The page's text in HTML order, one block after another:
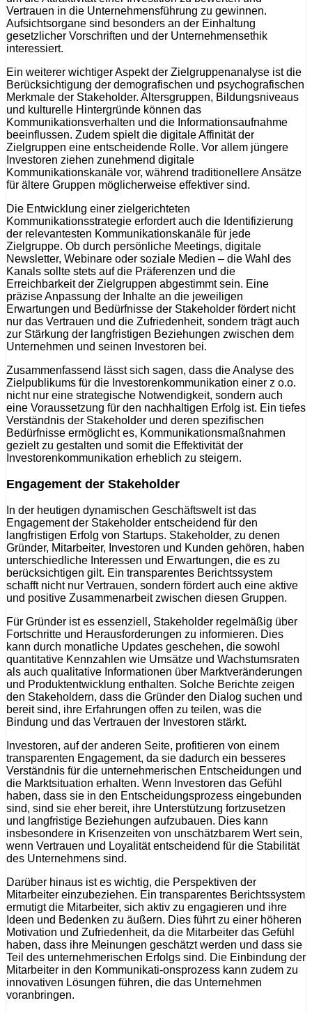
Vertrauen in die Unternehmensführung zu gewinnen.
Aufsichtsorgane sind besonders an der Einhaltung
gesetzlicher Vorschriften und der Unternehmensethik
interessiert.
Ein weiterer wichtiger Aspekt der Zielgruppenanalyse ist die
Berücksichtigung der demografischen und psychografischen
Merkmale der Stakeholder. Altersgruppen, Bildungsniveaus
und kulturelle Hintergründe können das
Kommunikationsverhalten und die Informationsaufnahme
beeinflussen. Zudem spielt die digitale Affinität der
Zielgruppen eine entscheidende Rolle. Vor allem jüngere
Investoren ziehen zunehmend digitale
Kommunikationskanäle vor, während traditionellere Ansätze
für ältere Gruppen möglicherweise effektiver sind.
Die Entwicklung einer zielgerichteten
Kommunikationsstrategie erfordert auch die Identifizierung
der relevantesten Kommunikationskanäle für jede
Zielgruppe. Ob durch persönliche Meetings, digitale
Newsletter, Webinare oder soziale Medien – die Wahl des
Kanals sollte stets auf die Präferenzen und die
Erreichbarkeit der Zielgruppen abgestimmt sein. Eine
präzise Anpassung der Inhalte an die jeweiligen
Erwartungen und Bedürfnisse der Stakeholder fördert nicht
nur das Vertrauen und die Zufriedenheit, sondern trägt auch
zur Stärkung der langfristigen Beziehungen zwischen dem
Unternehmen und seinen Investoren bei.
Zusammenfassend lässt sich sagen, dass die Analyse des
Zielpublikums für die Investorenkommunikation einer z o.o.
nicht nur eine strategische Notwendigkeit, sondern auch
eine Voraussetzung für den nachhaltigen Erfolg ist. Ein tiefes
Verständnis der Stakeholder und deren spezifischen
Bedürfnisse ermöglicht es, Kommunikationsmaßnahmen
gezielt zu gestalten und somit die Effektivität der
Investorenkommunikation erheblich zu steigern.
Engagement der Stakeholder
In der heutigen dynamischen Geschäftswelt ist das
Engagement der Stakeholder entscheidend für den
langfristigen Erfolg von Startups. Stakeholder, zu denen
Gründer, Mitarbeiter, Investoren und Kunden gehören, haben
unterschiedliche Interessen und Erwartungen, die es zu
berücksichtigen gilt. Ein transparentes Berichtssystem
schafft nicht nur Vertrauen, sondern fördert auch eine aktive
und positive Zusammenarbeit zwischen diesen Gruppen.
Für Gründer ist es essenziell, Stakeholder regelmäßig über
Fortschritte und Herausforderungen zu informieren. Dies
kann durch monatliche Updates geschehen, die sowohl
quantitative Kennzahlen wie Umsätze und Wachstumsraten
als auch qualitative Informationen über Marktveränderungen
und Produktentwicklung enthalten. Solche Berichte zeigen
den Stakeholdern, dass die Gründer den Dialog suchen und
bereit sind, ihre Erfahrungen offen zu teilen, was die
Bindung und das Vertrauen der Investoren stärkt.
Investoren, auf der anderen Seite, profitieren von einem
transparenten Engagement, da sie dadurch ein besseres
Verständnis für die unternehmerischen Entscheidungen und
die Marktsituation erhalten. Wenn Investoren das Gefühl
haben, dass sie in den Entscheidungsprozess eingebunden
sind, sind sie eher bereit, ihre Unterstützung fortzusetzen
und langfristige Beziehungen aufzubauen. Dies kann
insbesondere in Krisenzeiten von unschätzbarem Wert sein,
wenn Vertrauen und Loyalität entscheidend für die Stabilität
des Unternehmens sind.
Darüber hinaus ist es wichtig, die Perspektiven der
Mitarbeiter einzubeziehen. Ein transparentes Berichtssystem
ermutigt die Mitarbeiter, sich aktiv zu engagieren und ihre
Ideen und Bedenken zu äußern. Dies führt zu einer höheren
Motivation und Zufriedenheit, da die Mitarbeiter das Gefühl
haben, dass ihre Meinungen geschätzt werden und dass sie
Teil des unternehmerischen Erfolgs sind. Die Einbindung der
Mitarbeiter in den Kommunikati-onsprozess kann zudem zu
innovativen Lösungen führen, die das Unternehmen
voranbringen.